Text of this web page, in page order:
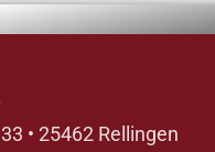
• 25462 Rellingen